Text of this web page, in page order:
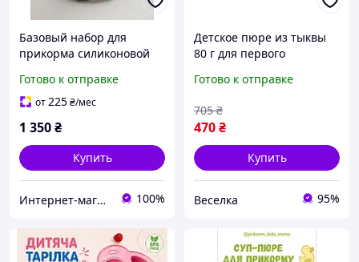
Базовый набор для
прикорма силиконовой
детская посуда для
прикорма младенцев
Готово к отправке
от225₴/мес
1 350₴
Купить
Интернет-магазин Silicone-dishes 100%
Детское пюре из тыквы
80 г для первого
месяцев натуральное без
Готово к отправке
470₴
705 ₴
Купить
Веселка 95%